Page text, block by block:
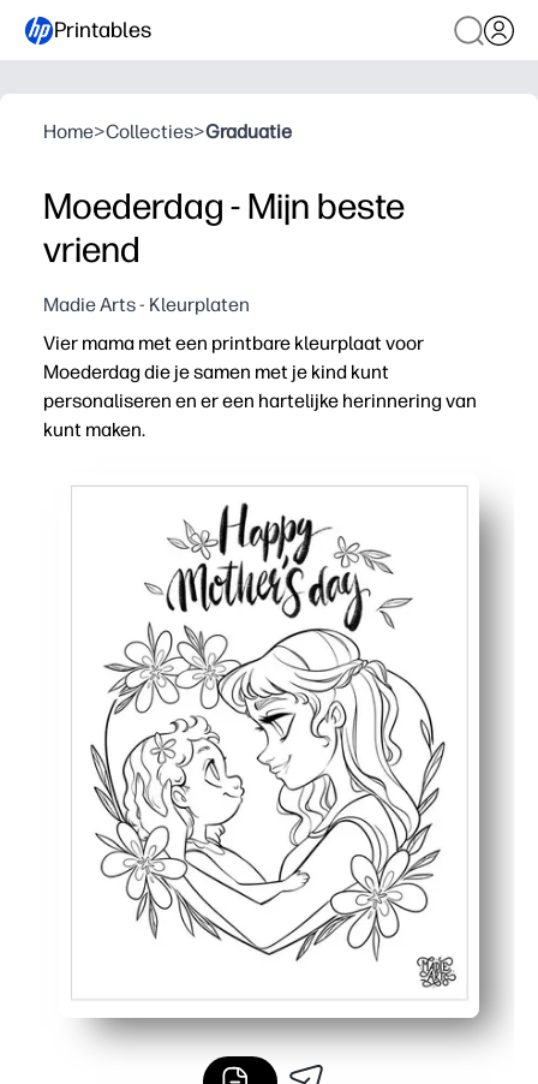
Printables
Home>Collecties>Graduatie
Moederdag - Mijn beste
vriend
Madie Arts - Kleurplaten
Vier mama met een printbare kleurplaat voor
Moederdag die je samen met je kind kunt
personaliseren en er een hartelijke herinnering van
kunt maken.
Geen voorbereiding: print in enkele seconden en je
Eenvoudige, opvallende contouren houden kinderen
Kinderen voegen hun favoriete kleuren toe - plus een
Met een ontwerp in letterformaat met weinig inkt kunt